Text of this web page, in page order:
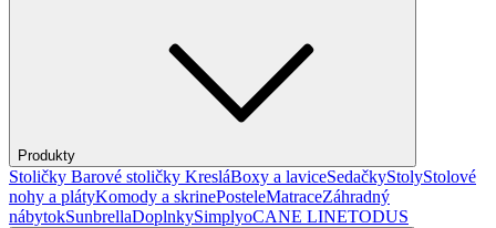
Produkty
Stoličky Barové stoličky KresláBoxy a laviceSedačkyStolyStolové
nohy a plátyKomody a skrinePosteleMatraceZáhradný
nábytokSunbrellaDoplnkySimplyoCANE LINETODUS